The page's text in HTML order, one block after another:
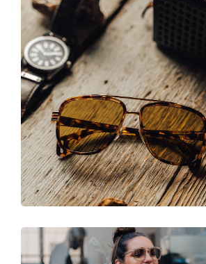
Género:
Categoria:
Marca:
Uso:
Código:
Disponível com receita médica: